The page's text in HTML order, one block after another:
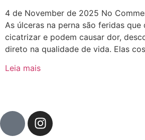
4 de November de 2025 No
As úlceras na perna são feridas que
cicatrizar e podem causar dor,
direto na qualidade de vida. Elas
Leia mais